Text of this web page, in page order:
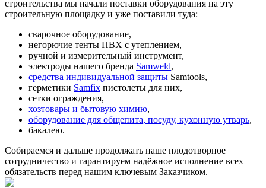
строительства мы начали поставки оборудования на эту
строительную площадку и уже поставили туда:
сварочное оборудование,
негорючие тенты ПВХ с утеплением,
ручной и измерительный инструмент,
электроды нашего бренда Samweld,
средства индивидуальной защиты Samtools,
герметики Samfix пистолеты для них,
сетки ограждения,
хозтовары и бытовую химию,
оборудование для общепита, посуду, кухонную утварь,
бакалею.
Собираемся и дальше продолжать наше плодотворное
сотрудничество и гарантируем надёжное исполнение всех
обязательств перед нашим ключевым Заказчиком.